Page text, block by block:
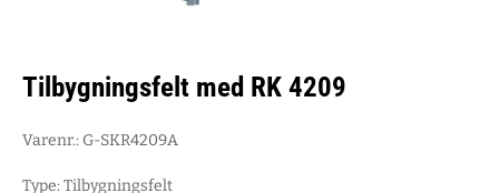
Tilbygningsfelt med RK 4209
Varenr.: G-SKR4209A
Type: Tilbygningsfelt